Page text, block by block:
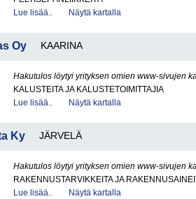
Lue lisää..
Näytä kartalla
Oy KAARINA
Hakutulos löytyi yrityksen omien www-sivujen
KALUSTEITA JA KALUSTETOIMITTAJIA
Lue lisää..
Näytä kartalla
Ky JÄRVELÄ
Hakutulos löytyi yrityksen omien www-sivujen
RAKENNUSTARVIKKEITA JA
Lue lisää..
Näytä kartalla